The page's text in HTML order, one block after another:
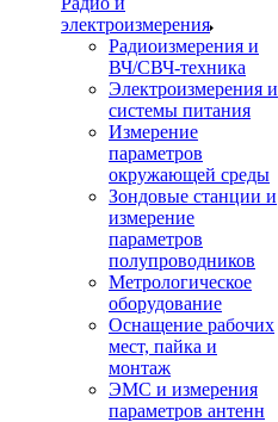
электроизмерения
Радиоизмерения и
ВЧ/СВЧ-техника
Электроизмерения и
системы питания
Измерение
параметров
окружающей среды
Зондовые станции и
измерение
параметров
полупроводников
Метрологическое
оборудование
Оснащение рабочих
мест, пайка и
монтаж
ЭМС и измерения
параметров антенн